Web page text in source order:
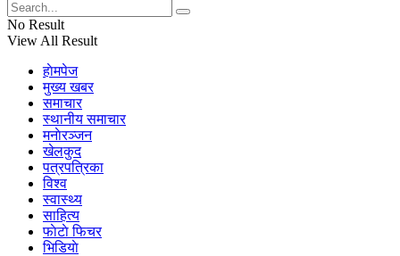
No Result
View All Result
हाेमपेज
मुख्य खबर
समाचार
स्थानीय समाचार
मनाेरञ्जन
खेलकुद
पत्रपत्रिका
विश्व
स्वास्थ्य
साहित्य
फाेटाे फिचर
भिडियाे